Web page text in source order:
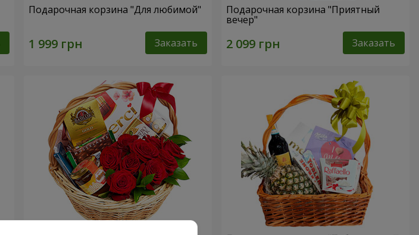
Подарочная корзина "Для любимой"
Заказать
Подарочная корзина "Приятный
вечер"
Заказать